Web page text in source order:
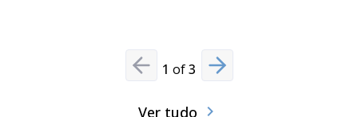
Previous slide
1 of3 Next slide
Ver tudo